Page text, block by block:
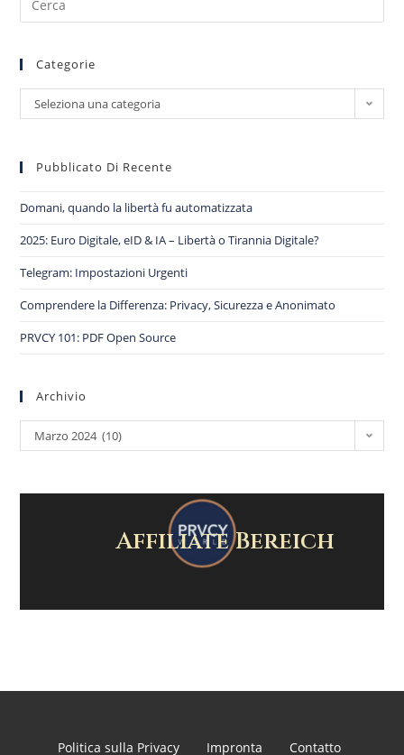
Categorie
Seleziona una categoria
Pubblicato Di Recente
Domani, quando la libertà fu automatizzata
2025: Euro Digitale, eID & IA – Libertà o Tirannia Digitale?
Telegram: Impostazioni Urgenti
Comprendere la Differenza: Privacy, Sicurezza e Anonimato
PRVCY 101: PDF Open Source
Archivio
Marzo 2024 (10)
Affiliate Bereich
Politica sulla Privacy Impronta Contatto